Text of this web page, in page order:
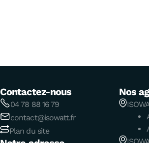
Contactez-nous
04 78 88 16 79
contact@isowatt.fr
Plan du site
Nos